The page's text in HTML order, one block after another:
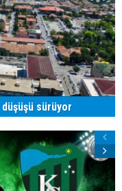
sürüyor